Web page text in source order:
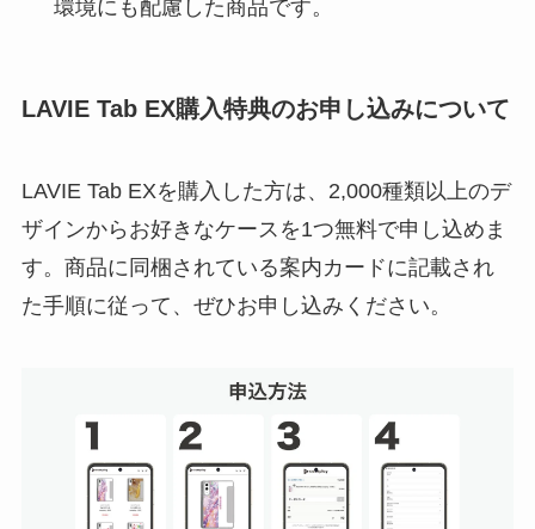
環境にも配慮した商品です。
LAVIE Tab EX購入特典のお申し込みについて
LAVIE Tab EXを購入した方は、2,000種類以上のデ
ザインからお好きなケースを1つ無料で申し込めま
す。商品に同梱されている案内カードに記載され
た手順に従って、ぜひお申し込みください。